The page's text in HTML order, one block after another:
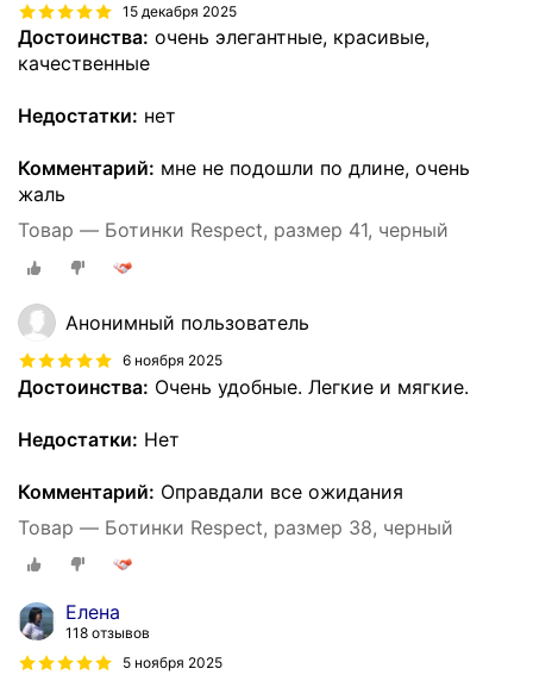
15 декабря 2025
Достоинства: очень элегантные, красивые,
качественные
Недостатки: нет
Комментарий: мне не подошли по длине, очень
жаль
Товар — Ботинки Respect, размер 41, черный
Анонимный пользователь
6 ноября 2025
Достоинства: Очень удобные. Легкие и мягкие.
Недостатки: Нет
Комментарий: Оправдали все ожидания
Товар — Ботинки Respect, размер 38, черный
Елена
118 отзывов
5 ноября 2025